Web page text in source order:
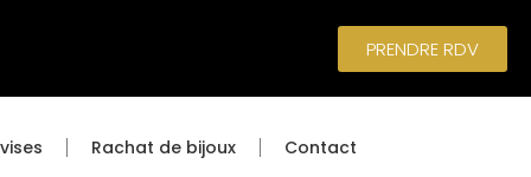
PRENDRE RDV
Rachat de bijoux Contact